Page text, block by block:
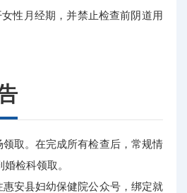
月经期，并禁止检查前阴道用
。在完成所有检查后，常规情
检科领取。
县妇幼保健院公众号，绑定就